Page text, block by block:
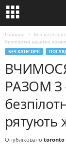
Головна Без категорії
безпілотні наземні
БЕЗ КАТЕГОРІЇ
РАЗОМ З
рятують
Опубліковано toronto